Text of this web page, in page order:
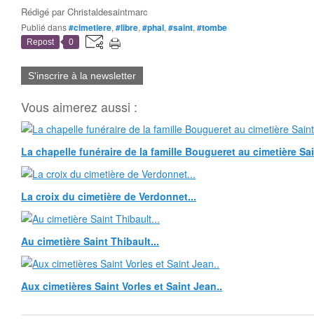
Rédigé parChristaldesaintmarc
Publié dans#cimetiere, #libre, #phal, #saint, #tombe
Repost 0
S'inscrire à la newsletter
Vous aimerez aussi :
La chapelle funéraire de la famille Bougueret au cimetière
La croix du cimetière de Verdonnet...
Au cimetière Saint Thibault...
Aux cimetières Saint Vorles et Saint Jean..